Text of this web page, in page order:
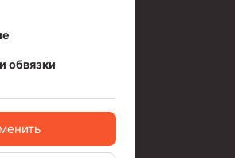
обвязки